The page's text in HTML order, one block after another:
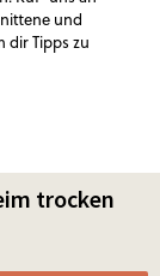
und
dir Tipps zu
trocken